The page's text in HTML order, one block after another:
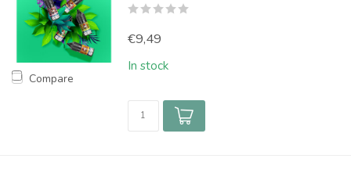
Compare
€9,49
In stock